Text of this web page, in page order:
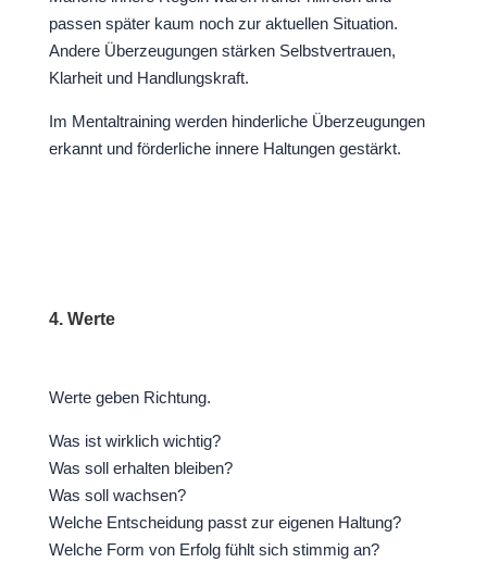
passen später kaum noch zur aktuellen Situation.
Andere Überzeugungen stärken Selbstvertrauen,
Klarheit und Handlungskraft.
Im Mentaltraining werden hinderliche Überzeugungen
erkannt und förderliche innere Haltungen gestärkt.
4. Werte
Werte geben Richtung.
Was ist wirklich wichtig?
Was soll erhalten bleiben?
Was soll wachsen?
Welche Entscheidung passt zur eigenen Haltung?
Welche Form von Erfolg fühlt sich stimmig an?